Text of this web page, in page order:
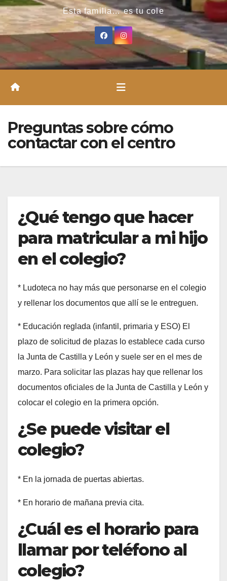
Esta familia… es tu cole
Preguntas sobre cómo
contactar con el centro
¿Qué tengo que hacer
para matricular a mi hijo
en el colegio?
* Ludoteca no hay más que personarse en el colegio
y rellenar los documentos que allí se le entreguen.
* Educación reglada (infantil, primaria y ESO) El
plazo de solicitud de plazas lo establece cada curso
la Junta de Castilla y León y suele ser en el mes de
marzo. Para solicitar las plazas hay que rellenar los
documentos oficiales de la Junta de Castilla y León y
colocar el colegio en la primera opción.
¿Se puede visitar el
colegio?
* En la jornada de puertas abiertas.
* En horario de mañana previa cita.
¿Cuál es el horario para
llamar por teléfono al
colegio?